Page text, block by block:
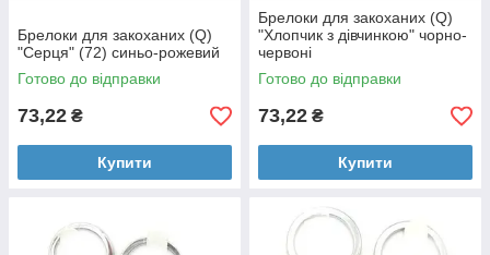
Брелоки для закоханих (Q)
"Серця" (72) синьо-рожевий
Готово до відправки
73,22 ₴
Купити
Брелоки для закоханих (Q)
"Хлопчик з дівчинкою" чорно-
червоні
Готово до відправки
73,22 ₴
Купити